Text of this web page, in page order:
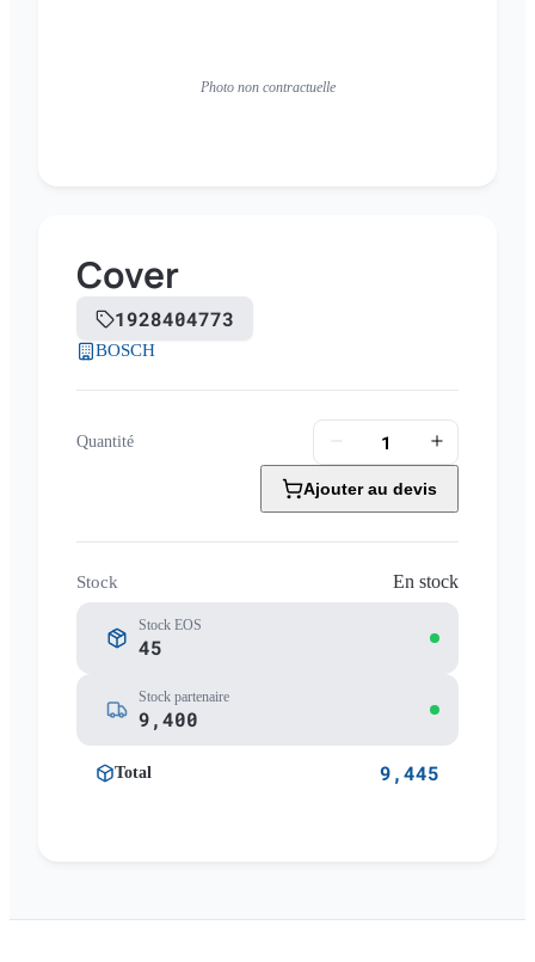
Photo non contractuelle
Cover
1928404773
BOSCH
Quantité
Ajouter au devis
Stock En stock
Stock EOS
45
Stock partenaire
9,400
Total 9,445